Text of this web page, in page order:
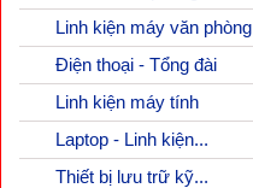
Linh kiện máy văn phòng
Điện thoại - Tổng đài
Linh kiện máy tính
Laptop - Linh kiện...
Thiết bị lưu trữ kỹ...